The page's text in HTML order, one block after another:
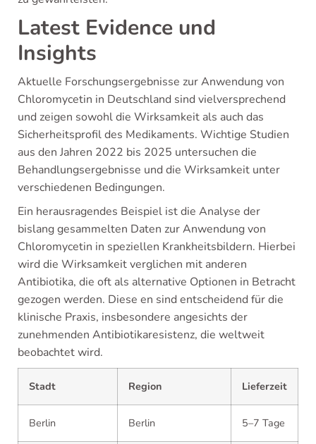
Latest Evidence und
Insights
Aktuelle Forschungsergebnisse zur Anwendung von
Chloromycetin in Deutschland sind vielversprechend
und zeigen sowohl die Wirksamkeit als auch das
Sicherheitsprofil des Medikaments. Wichtige Studien
aus den Jahren 2022 bis 2025 untersuchen die
Behandlungsergebnisse und die Wirksamkeit unter
verschiedenen Bedingungen.
Ein herausragendes Beispiel ist die Analyse der
bislang gesammelten Daten zur Anwendung von
Chloromycetin in speziellen Krankheitsbildern. Hierbei
wird die Wirksamkeit verglichen mit anderen
Antibiotika, die oft als alternative Optionen in Betracht
gezogen werden. Diese en sind entscheidend für die
klinische Praxis, insbesondere angesichts der
zunehmenden Antibiotikaresistenz, die weltweit
beobachtet wird.
Stadt Region Lieferzeit
Berlin Berlin 5–7 Tage